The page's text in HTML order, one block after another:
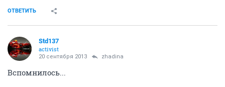
ОТВЕТИТЬ
Std137
activist
20 сентября 2013 zhadina
Вспомнилось...